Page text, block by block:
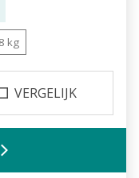
kg
VERGELIJK